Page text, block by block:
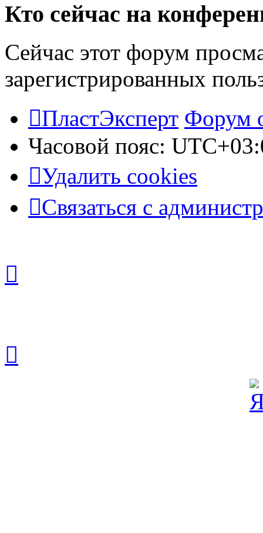
Кто сейчас на
Сейчас этот форум
зарегистрированных
ПластЭксперт Форум
Часовой пояс:
Удалить cookies
Связаться с